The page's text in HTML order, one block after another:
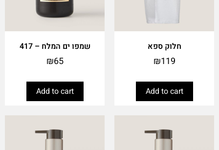
חלוק ספא
₪119
Add to cart
שמפו ים המלח – 417
₪65
Add to cart